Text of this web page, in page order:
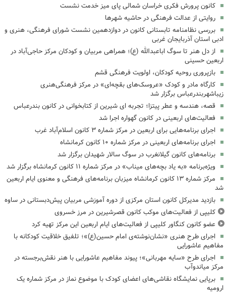
کانون پرورش فکری خراسان شمالی پای میز خدمت نشست
روایتی از عدالت فرهنگی در حاشیه شهرها
بررسی نظامنامه تابستانی کانون در دوازدهمین نشست شورای فرهنگی، هنری و
ادبی استان آذربایجان غربی
از دل هنر تا سوگ اباعبدالله (ع)؛ همراهی مربیان و کودکان مرکز حاجی‌آباد در
اربعین حسینی
بازپروری روحیه کودکان، اولویت فرهنگی قشم
کارگاه مادر و کودک «عروسک‌های بقچه‌ای» در مرکز فرهنگی‌هنری
زیباشهربندرعباس برگزار شد
قصه، هندسه و عطر پیتزا؛ تجربه ای شیرین از کتابخوانی در کانون بندرعباس
فعالیت‌های اربعینی در کانون گهواره اجرا شد
اجرای برنامه‌هایی برای اربعین در مرکز شماره ۳ کانون اسلام‌آباد غرب
اجرای برنامه‌های اربعینی در مرکز شماره ۱۰ کانون کرمانشاه
برنامه‌های کانون گیلانغرب در سوگ سالار شهیدان برگزار شد
ویژه‌برنامه «به یاد بچه‌های میناب» در مرکز شماره ۱۱ کانون کرمانشاه برگزار شد
مرکز شماره ۱۳ کانون کرمانشاه میزبان برنامه‌های فرهنگی و معنوی ایام اربعین
شد
بازدید مدیرکل کانون استان مرکزی از دوره آموزشی مربیان پیش‌دبستانی در ساوه
کلیپی از فعالیت‌های موکب کانون قصرشیرین در مرز خسروی
عضو کانون کنگاور کلیپی از فعالیت‌های ایام اربعین این مرکز تهیه کرد
اجرای طرح هنری «نشان‌نوشته‌ی امام حسین(ع)»؛ تلفیق خلاقیت کودکانه با
مفاهیم عاشورایی
اجرای طرح «سایه مهربانی»؛ پیوند مفاهیم عاشورایی با هنر نقش‌برجسته در
مرکز میاندوآب
برپایی نمایشگاه نقاشی‌های اعضای کودک با موضوع نماز در مرکز شماره یک
ارومیه